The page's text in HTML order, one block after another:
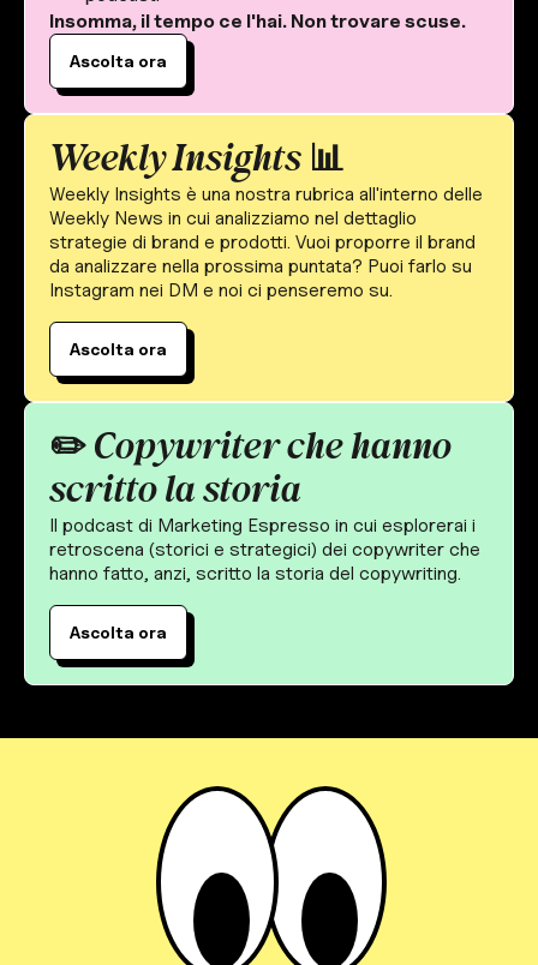
Insomma, il tempo ce l'hai. Non trovare scuse.
Ascolta ora
Weekly Insights 📊
Weekly Insights è una nostra rubrica all'interno delle
Weekly News in cui analizziamo nel dettaglio
strategie di brand e prodotti. Vuoi proporre il brand
da analizzare nella prossima puntata? Puoi farlo su
Instagram nei DM e noi ci penseremo su.
Ascolta ora
✏️ Copywriter che hanno
scritto la storia
Il podcast di Marketing Espresso in cui esplorerai i
retroscena (storici e strategici) dei copywriter che
hanno fatto, anzi, scritto la storia del copywriting.
Ascolta ora